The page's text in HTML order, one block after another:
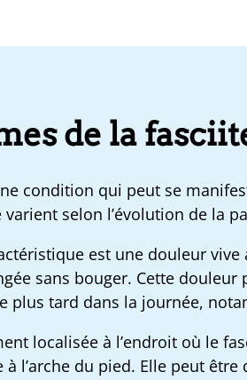
de la
condition qui peut se
varient selon l’évolution de la
est une douleur
sans bouger. Cette
plus tard dans la journée,
localisée à l’endroit où le
à l’arche du pied. Elle peut